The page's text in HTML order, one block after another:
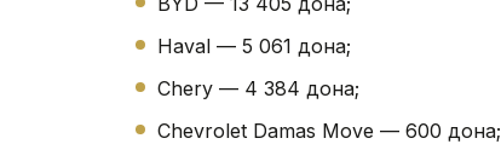
Haval — 5 061 дона;
Chery — 4 384 дона;
Chevrolet Damas Move — 600 дона;